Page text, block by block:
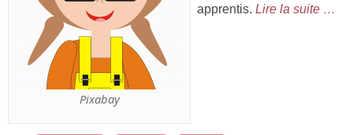
Pixabay
apprentis. Lire la suite …